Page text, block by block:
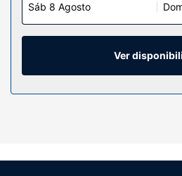
televisión LCD. Las camas
capa de acolchado adicional,
de cama de alta calidad para
conexión wifi gratis te mantendrá
tuyos. Además, podrás disfrutar
Regálate momentos de relax
Sáb 8 Agosto
Ver